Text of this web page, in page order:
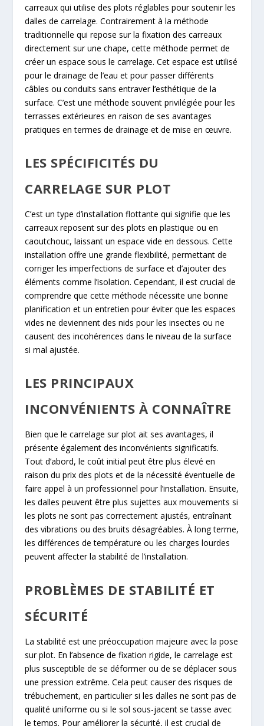
carreaux qui utilise des plots réglables pour soutenir les
dalles de carrelage. Contrairement à la méthode
traditionnelle qui repose sur la fixation des carreaux
directement sur une chape, cette méthode permet de
créer un espace sous le carrelage. Cet espace est utilisé
pour le drainage de l’eau et pour passer différents
câbles ou conduits sans entraver l’esthétique de la
surface. C’est une méthode souvent privilégiée pour les
terrasses extérieures en raison de ses avantages
pratiques en termes de drainage et de mise en œuvre.
LES SPÉCIFICITÉS DU
CARRELAGE SUR PLOT
C’est un type d’installation flottante qui signifie que les
carreaux reposent sur des plots en plastique ou en
caoutchouc, laissant un espace vide en dessous. Cette
installation offre une grande flexibilité, permettant de
corriger les imperfections de surface et d’ajouter des
éléments comme l’isolation. Cependant, il est crucial de
comprendre que cette méthode nécessite une bonne
planification et un entretien pour éviter que les espaces
vides ne deviennent des nids pour les insectes ou ne
causent des incohérences dans le niveau de la surface
si mal ajustée.
LES PRINCIPAUX
INCONVÉNIENTS À CONNAÎTRE
Bien que le carrelage sur plot ait ses avantages, il
présente également des inconvénients significatifs.
Tout d’abord, le coût initial peut être plus élevé en
raison du prix des plots et de la nécessité éventuelle de
faire appel à un professionnel pour l’installation. Ensuite,
les dalles peuvent être plus sujettes aux mouvements si
les plots ne sont pas correctement ajustés, entraînant
des vibrations ou des bruits désagréables. À long terme,
les différences de température ou les charges lourdes
peuvent affecter la stabilité de l’installation.
PROBLÈMES DE STABILITÉ ET
SÉCURITÉ
La stabilité est une préoccupation majeure avec la pose
sur plot. En l’absence de fixation rigide, le carrelage est
plus susceptible de se déformer ou de se déplacer sous
une pression extrême. Cela peut causer des risques de
trébuchement, en particulier si les dalles ne sont pas de
qualité uniforme ou si le sol sous-jacent se tasse avec
le temps. Pour améliorer la sécurité, il est crucial de